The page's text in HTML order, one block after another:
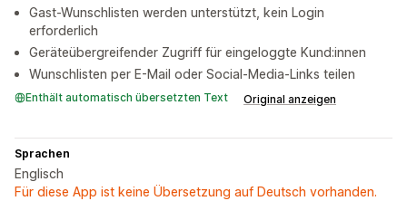
Gast-Wunschlisten werden unterstützt, kein Login
erforderlich
Geräteübergreifender Zugriff für eingeloggte Kund:innen
Wunschlisten per E-Mail oder Social-Media-Links teilen
Enthält automatisch übersetzten Text Original anzeigen
Sprachen
Englisch
Für diese App ist keine Übersetzung auf Deutsch vorhanden.